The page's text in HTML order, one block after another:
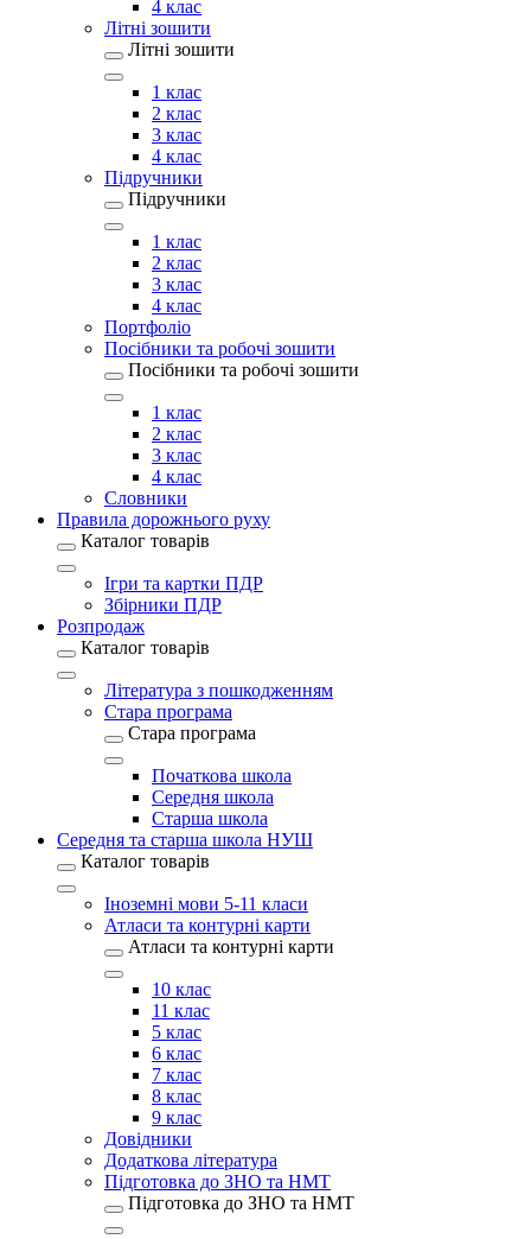
4 клас
Літні зошити
Літні зошити
1 клас
2 клас
3 клас
4 клас
Підручники
Підручники
1 клас
2 клас
3 клас
4 клас
Портфоліо
Посібники та робочі зошити
Посібники та робочі зошити
1 клас
2 клас
3 клас
4 клас
Словники
Правила дорожнього руху
Каталог товарів
Ігри та картки ПДР
Збірники ПДР
Розпродаж
Каталог товарів
Література з пошкодженням
Стара програма
Стара програма
Початкова школа
Середня школа
Старша школа
Середня та старша школа НУШ
Каталог товарів
Іноземні мови 5-11 класи
Атласи та контурні карти
Атласи та контурні карти
10 клас
11 клас
5 клас
6 клас
7 клас
8 клас
9 клас
Довідники
Додаткова література
Підготовка до ЗНО та НМТ
Підготовка до ЗНО та НМТ